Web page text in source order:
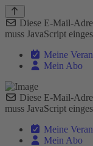
Diese E-Mail-
muss JavaScript
Meine
Mein Abo
Diese E-Mail-
muss JavaScript
Meine
Mein Abo